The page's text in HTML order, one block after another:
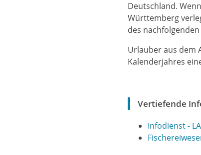
Deutschland.
Württemberg
des
Urlauber aus dem
Kalenderjahres
Vertiefende
Infodienst -